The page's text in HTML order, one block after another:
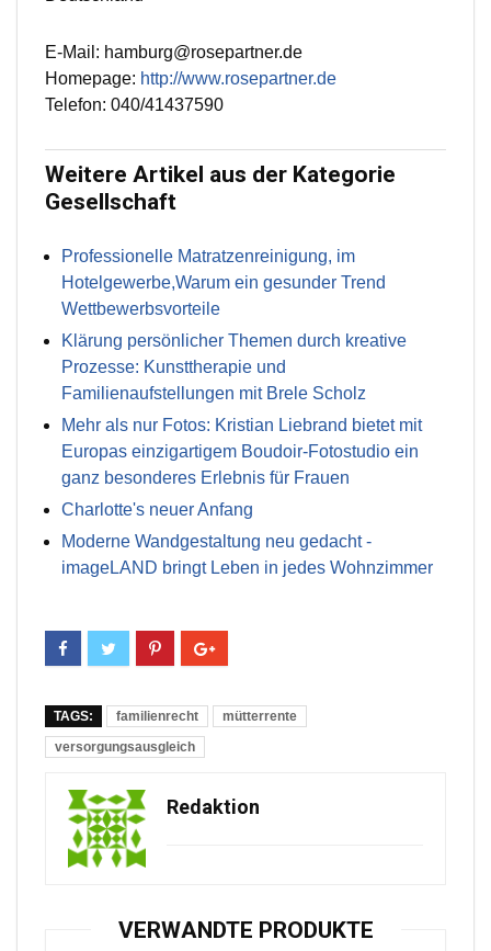
E-Mail: hamburg@rosepartner.de
Homepage: http://www.rosepartner.de
Telefon: 040/41437590
Weitere Artikel aus der Kategorie
Gesellschaft
Professionelle Matratzenreinigung, im
Hotelgewerbe,Warum ein gesunder Trend
Wettbewerbsvorteile
Klärung persönlicher Themen durch kreative
Prozesse: Kunsttherapie und
Familienaufstellungen mit Brele Scholz
Mehr als nur Fotos: Kristian Liebrand bietet mit
Europas einzigartigem Boudoir-Fotostudio ein
ganz besonderes Erlebnis für Frauen
Charlotte's neuer Anfang
Moderne Wandgestaltung neu gedacht -
imageLAND bringt Leben in jedes Wohnzimmer
TAGS: familienrecht
mütterrente
versorgungsausgleich
Redaktion
VERWANDTE PRODUKTE